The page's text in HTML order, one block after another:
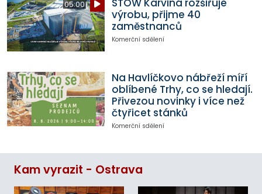
05:00
STOW Karviná rozšiřuje
výrobu, přijme 40
zaměstnanců
Komerční sdělení
Na Havlíčkovo nábřeží míří
oblíbené Trhy, co se hledají.
Přivezou novinky i více než
čtyřicet stánků
Komerční sdělení
Kam vyrazit - Ostrava